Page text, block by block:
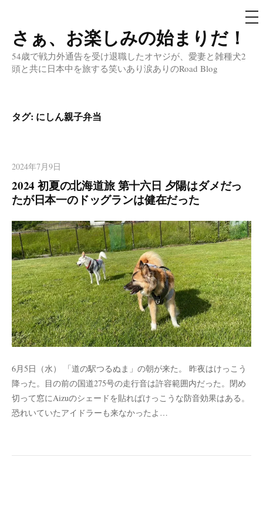
コ
ン
テ
へ
ッ
さぁ、お楽しみの始まりだ！
54歳で戦力外通告を受け退職したオヤジが、愛妻と雑種犬2
頭と共に日本中を旅する笑いあり涙ありのRoad Blog
メ
ニ
タグ: にしん親子弁当
2024年7月9日
2024 初夏の北海道旅 第十六日 夕陽はダメだっ
たが日本一のドッグランは健在だった
6月5日（水） 「道の駅つるぬま」の朝が来た。 昨夜はけっこう
降った。目の前の国道275号の走行音は許容範囲内だった。閉め
切って窓にAizuのシェードを貼ればけっこうな防音効果はある。
恐れいていたアイドラーも来なかったよ…